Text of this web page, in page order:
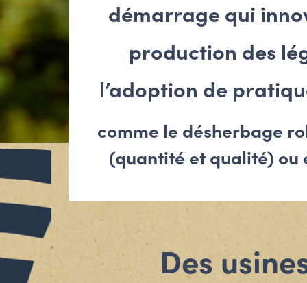
démarrage qui
production des
l’adoption de
comme le désherbage
(quantité et qualité) ou
Des